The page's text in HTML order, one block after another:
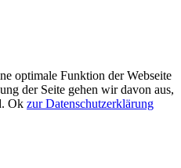
optimale Funktion der Webseite
der Seite gehen wir davon aus,
Ok zur Datenschutzerklärung